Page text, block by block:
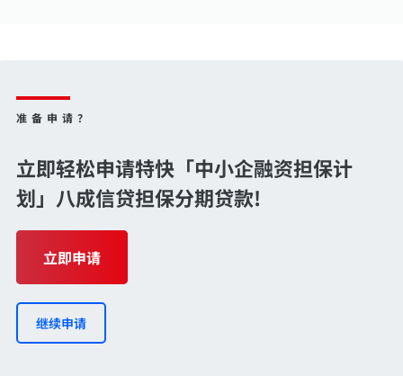
准备申请？
立即轻松申请特快「中小企融资担保计
划」八成信贷担保分期贷款!
立即申请
继续申请